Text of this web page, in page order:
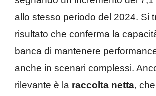
allo stesso periodo del 2024. Si
risultato che conferma la
banca di mantenere
anche in scenari complessi.
rilevante è la raccolta netta,